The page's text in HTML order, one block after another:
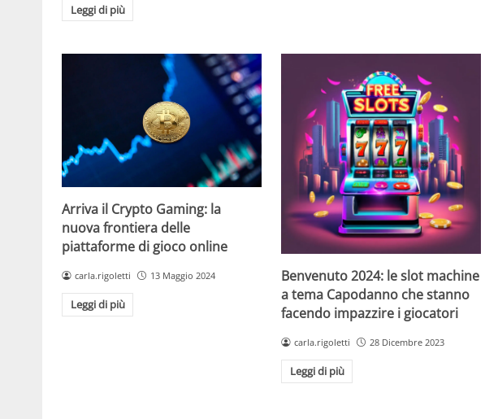
Leggi di più
Arriva il Crypto Gaming: la
nuova frontiera delle
piattaforme di gioco online
carla.rigoletti 13 Maggio 2024
Leggi di più
Benvenuto 2024: le slot machine
a tema Capodanno che stanno
facendo impazzire i giocatori
carla.rigoletti 28 Dicembre 2023
Leggi di più